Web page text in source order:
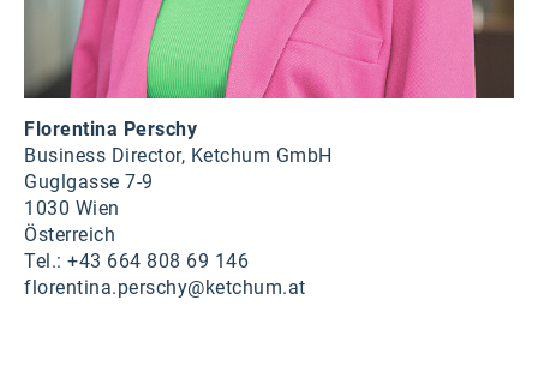
Florentina Perschy
Business Director, Ketchum GmbH
Guglgasse 7-9
1030 Wien
Österreich
Tel.: +43 664 808 69 146
florentina.perschy@ketchum.at